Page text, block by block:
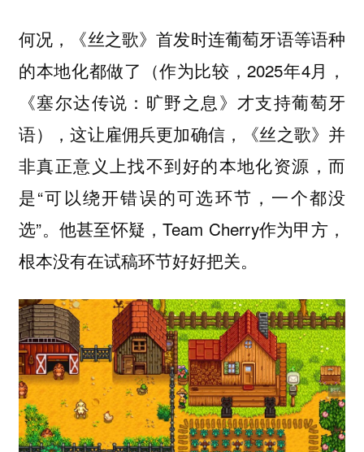
何况，《丝之歌》首发时连葡萄牙语等语种
的本地化都做了（作为比较，2025年4月，
《塞尔达传说：旷野之息》才支持葡萄牙
语），这让雇佣兵更加确信，《丝之歌》并
非真正意义上找不到好的本地化资源，而
是“可以绕开错误的可选环节，一个都没
选”。他甚至怀疑，Team Cherry作为甲方，
根本没有在试稿环节好好把关。